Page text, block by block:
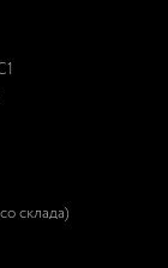
склада)